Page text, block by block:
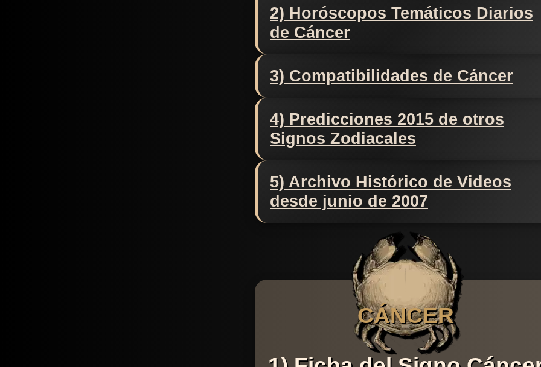
2) Horóscopos Temáticos Diarios
de Cáncer
3) Compatibilidades de Cáncer
4) Predicciones 2015 de otros
Signos Zodiacales
5) Archivo Histórico de Videos
desde junio de 2007
CÁNCER